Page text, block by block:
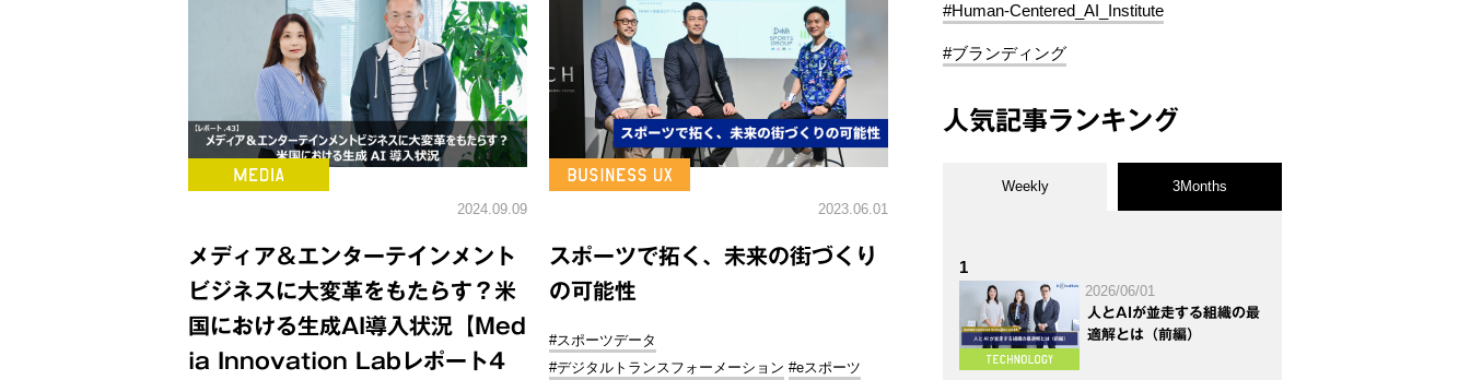
2024.09.09
メディア＆エンターテインメント
ビジネスに大変革をもたらす？米
国における生成AI導入状況【Med
ia Innovation Labレポート4
2023.06.01
スポーツで拓く、未来の街づくり
の可能性
#スポーツデータ
#デジタルトランスフォーメーション #eスポーツ
#Human-Centered_AI_Institute
#ブランディング
人気記事ランキング
Weekly 3Months
1
2026/06/01
人とAIが並走する組織の最
適解とは（前編）